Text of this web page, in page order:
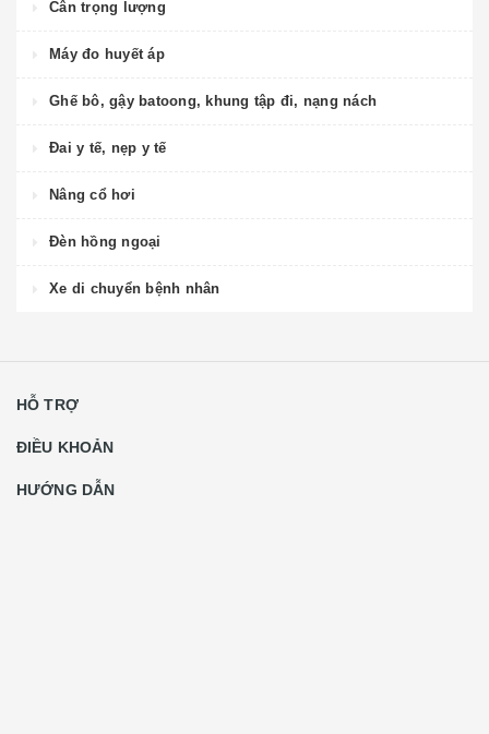
Cân trọng lượng
Máy đo huyết áp
Ghế bô, gậy batoong, khung tập đi, nạng nách
Đai y tế, nẹp y tế
Nâng cổ hơi
Đèn hồng ngoại
Xe di chuyển bệnh nhân
HỖ TRỢ
ĐIỀU KHOẢN
HƯỚNG DẪN